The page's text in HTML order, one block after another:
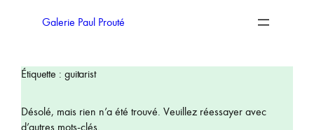
Galerie Paul Prouté
Étiquette : guitarist
Désolé, mais rien n’a été trouvé. Veuillez réessayer avec
d’autres mots-clés.